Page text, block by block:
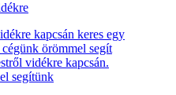
kapcsán keres egy
örömmel segít
vidékre kapcsán.
segítünk